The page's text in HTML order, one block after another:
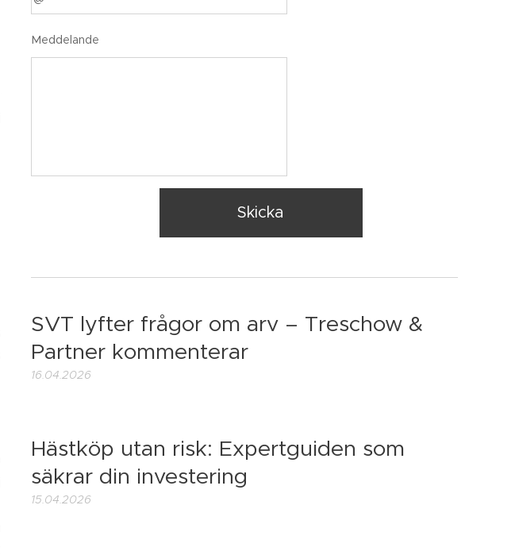
Meddelande
Skicka
SVT lyfter frågor om arv – Treschow &
Partner kommenterar
16.04.2026
Hästköp utan risk: Expertguiden som
säkrar din investering
15.04.2026